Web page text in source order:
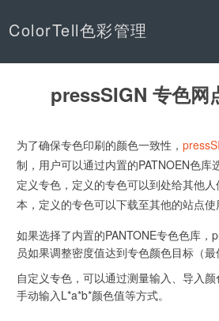
ColorTell色彩管理
pressSIGN 专色网
为了确保专色印刷的颜色一致性，
制，用户可以通过内置的PATNOEN色库
定义专色，定义的专色可以到处给其他
本，定义的专色可以下载至其他的站点使
如果选择了内置的PANTONE专色色库，
员如果调整密度值达到专色颜色目标（最
自定义专色，可以通过测量输入、导入颜
手动输入L*a*b*颜色值等方式。